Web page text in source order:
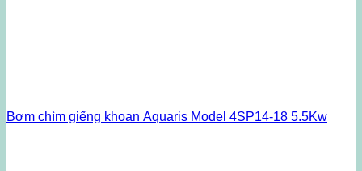
Bơm chìm giếng khoan Aquaris Model 4SP14-18 5.5Kw